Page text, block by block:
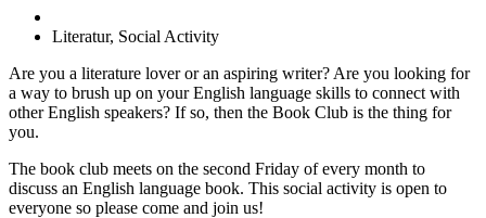
Literatur, Social Activity
Are you a literature lover or an aspiring writer? Are you looking for
a way to brush up on your English language skills to connect with
other English speakers? If so, then the Book Club is the thing for
you.
The book club meets on the second Friday of every month to
discuss an English language book. This social activity is open to
everyone so please come and join us!